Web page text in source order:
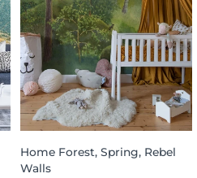
Home Forest, Spring, Rebel
Walls